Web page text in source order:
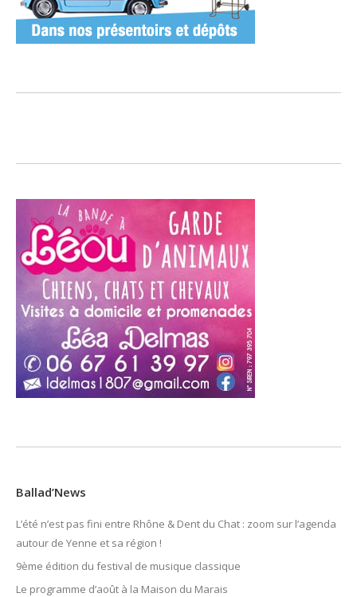
Ballad’News
L’été n’est pas fini entre Rhône & Dent du Chat : zoom sur l’agenda
autour de Yenne et sa région !
9ème édition du festival de musique classique
Le programme d’août à la Maison du Marais